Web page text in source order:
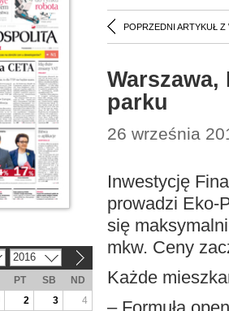
POPRZEDNI ARTYKUŁ Z
parku
26 września
Inwestycję
prowadzi Eko-
się
mkw. Ceny
Każde
2016
PT SB
ND
2 3
4